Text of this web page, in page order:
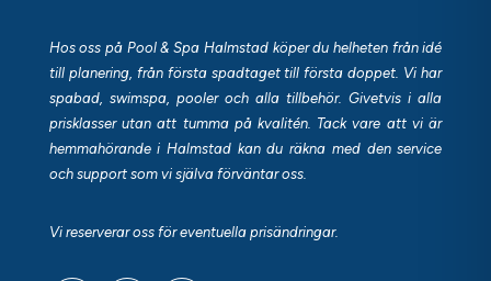
Hos oss på Pool & Spa Halmstad köper du helheten från idé
till planering, från första spadtaget till första doppet. Vi har
spabad, swimspa, pooler och alla tillbehör. Givetvis i alla
prisklasser utan att tumma på kvalitén. Tack vare att vi är
hemmahörande i Halmstad kan du räkna med den service
och support som vi själva förväntar oss.
Vi reserverar oss för eventuella prisändringar.